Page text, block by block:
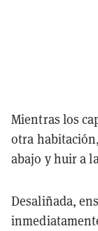
Mientras los
otra
abajo y huir a
Desaliñada,